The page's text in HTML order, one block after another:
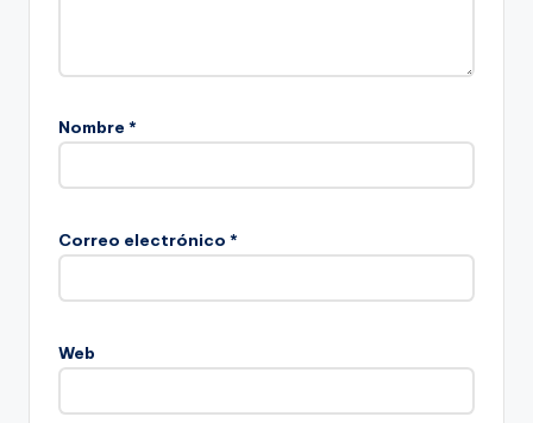
Nombre *
Correo electrónico *
Web